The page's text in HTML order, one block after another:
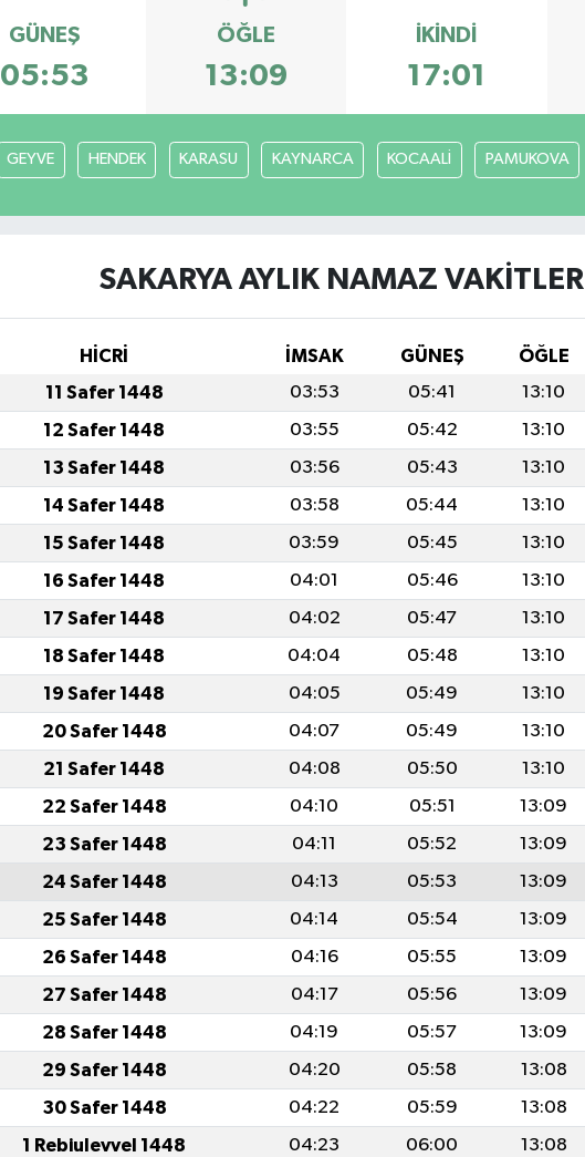
GÜNEŞ
05:53
ÖĞLE
13:09
İKINDI
17:01
GEYVE HENDEK KARASU KAYNARCA KOCAALİ PAMUKOVA
SAKARYA AYLIK NAMAZ VAKITLERI
HİCRİ İMSAK GÜNEŞ ÖĞLE
11 Safer 1448 03:53 05:41 13:10
12 Safer 1448 03:55 05:42 13:10
13 Safer 1448 03:56 05:43 13:10
14 Safer 1448 03:58 05:44 13:10
15 Safer 1448 03:59 05:45 13:10
16 Safer 1448 04:01 05:46 13:10
17 Safer 1448 04:02 05:47 13:10
18 Safer 1448 04:04 05:48 13:10
19 Safer 1448 04:05 05:49 13:10
20 Safer 1448 04:07 05:49 13:10
21 Safer 1448 04:08 05:50 13:10
22 Safer 1448 04:10 05:51 13:09
23 Safer 1448 04:11 05:52 13:09
24 Safer 1448 04:13 05:53 13:09
25 Safer 1448 04:14 05:54 13:09
26 Safer 1448 04:16 05:55 13:09
27 Safer 1448 04:17 05:56 13:09
28 Safer 1448 04:19 05:57 13:09
29 Safer 1448 04:20 05:58 13:08
30 Safer 1448 04:22 05:59 13:08
1 Rebiulevvel 1448 04:23 06:00 13:08